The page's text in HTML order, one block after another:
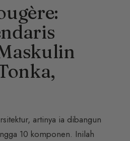
artinya ia dibangun
10 komponen. Inilah